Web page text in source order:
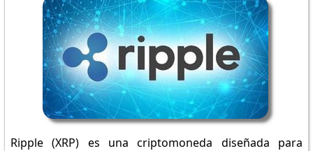
Ripple (XRP) es una criptomoneda diseñada para